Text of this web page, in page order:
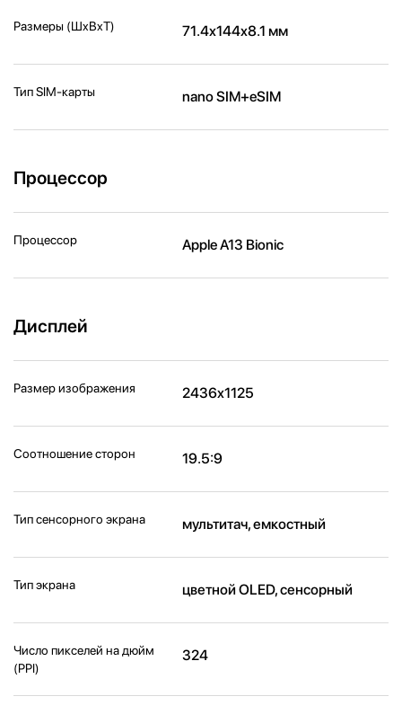
Размеры (ШxВxТ) 71.4x144x8.1 мм
Тип SIM-карты nano SIM+eSIM
Процессор
Процессор Apple A13 Bionic
Дисплей
Размер изображения 2436x1125
Соотношение сторон 19.5:9
Тип сенсорного экрана мультитач, емкостный
Тип экрана цветной OLED, сенсорный
Число пикселей на дюйм
(PPI)
324